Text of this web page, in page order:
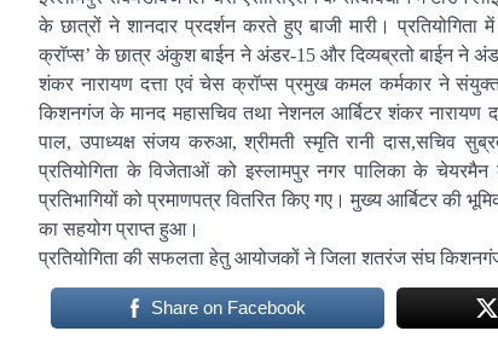
के छात्रों ने शानदार प्रदर्शन करते हुए बाजी मारी।
क्रॉप्स’ के छात्र अंकुश बाईन ने अंडर-15 और दिव्यब्रतो बाईन ने
शंकर नारायण दत्ता एवं चेस क्रॉप्स प्रमुख कमल कर्मकार ने
किशनगंज के मानद महासचिव तथा नेशनल आर्बिटर शंकर नारायण
पाल, उपाध्यक्ष संजय करुआ, श्रीमती स्मृति रानी दास,सचिव
प्रतियोगिता के विजेताओं को इस्लामपुर नगर पालिका के
प्रतिभागियों को प्रमाणपत्र वितरित किए गए। मुख्य आर्बिटर
का सहयोग प्राप्त हुआ।
प्रतियोगिता की सफलता हेतु आयोजकों ने जिला शतरंज संघ
Share on Facebook